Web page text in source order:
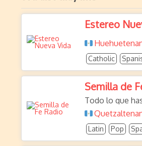
Estereo
Catholic
Semilla de
Todo lo que
Latin Pop